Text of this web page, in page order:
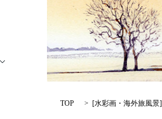
TOP [水彩画・海外旅風景]